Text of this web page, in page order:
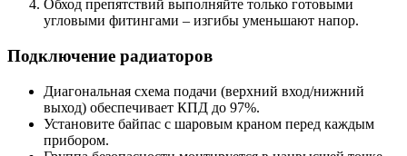
Обход препятствий выполняйте только готовыми
угловыми фитингами – изгибы уменьшают напор.
Подключение радиаторов
Диагональная схема подачи (верхний вход/нижний
выход) обеспечивает КПД до 97%.
Установите байпас с шаровым краном перед каждым
прибором.